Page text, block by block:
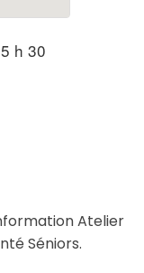
h 30
Atelier
Séniors.